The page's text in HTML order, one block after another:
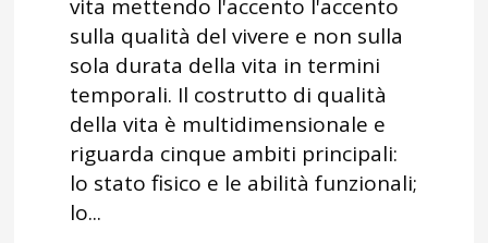
vita mettendo l'accento l'accento
sulla qualità del vivere e non sulla
sola durata della vita in termini
temporali. Il costrutto di qualità
della vita è multidimensionale e
riguarda cinque ambiti principali:
lo stato fisico e le abilità funzionali;
lo...